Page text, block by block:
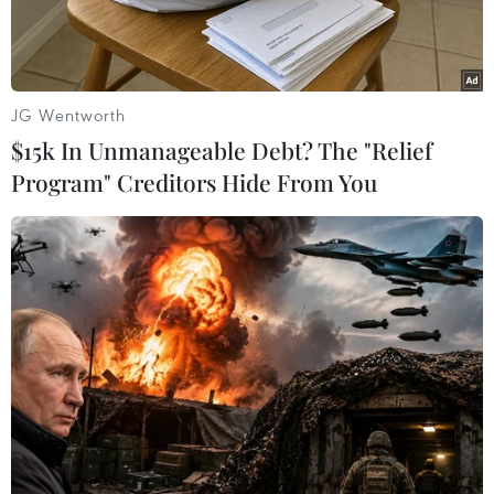
Đại biểu tham quan khu trưng bày hiện vật. (Ảnh: Đồng
Thúy/TTXVN)
Ngày 1/2, tại Khu du lịch tâm linh, sinh thái Tây
Yên Tử, Sở Văn hóa, Thể thao và Du lịch tỉnh Bắc
Giang tổ chức khai mạc trưng bày chuyên đề
JG Wentworth
$15k In Unmanageable Debt? The "Relief
Program" Creditors Hide From You